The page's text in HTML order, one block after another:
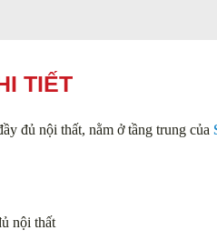
TIẾT
đủ nội thất, nằm ở tầng trung của
nội thất